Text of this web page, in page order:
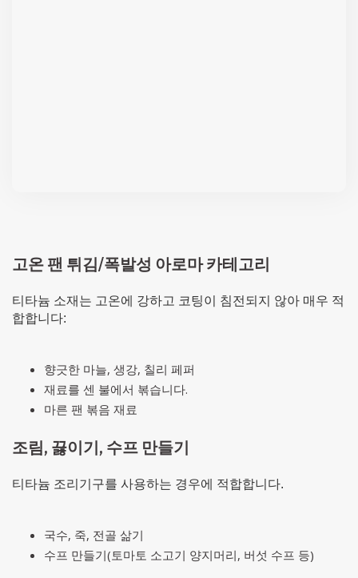
고온 팬 튀김/폭발성 아로마 카테고리
티타늄 소재는 고온에 강하고 코팅이 침전되지 않아 매우 적
합합니다:
향긋한 마늘, 생강, 칠리 페퍼
재료를 센 불에서 볶습니다.
마른 팬 볶음 재료
조림, 끓이기, 수프 만들기
티타늄 조리기구를 사용하는 경우에 적합합니다.
국수, 죽, 전골 삶기
수프 만들기(토마토 소고기 양지머리, 버섯 수프 등)